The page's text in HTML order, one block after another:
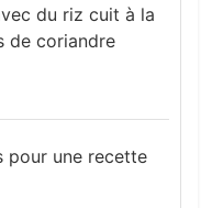
du riz cuit à la
de coriandre
pour une recette